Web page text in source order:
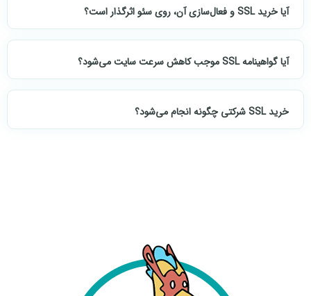
آیا خرید SSL و فعال‌سازی آن، روی سئو اثرگذار است؟
آیا گواهینامه SSL موجب کاهش سرعت سایت می‌شود؟
خرید SSL شرکتی چگونه انجام می‌شود؟